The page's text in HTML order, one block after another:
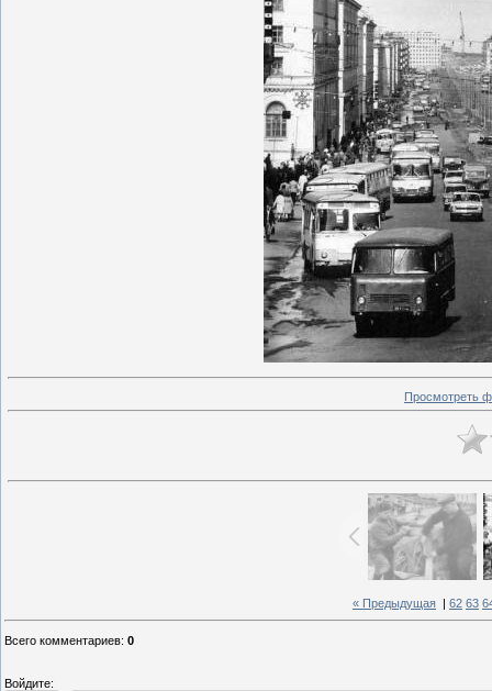
Просмотреть
« Предыдущая 62 63
Всего комментариев: 0
Войдите: